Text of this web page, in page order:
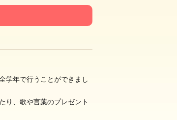
学年で行うことができまし
り、歌や言葉のプレゼント